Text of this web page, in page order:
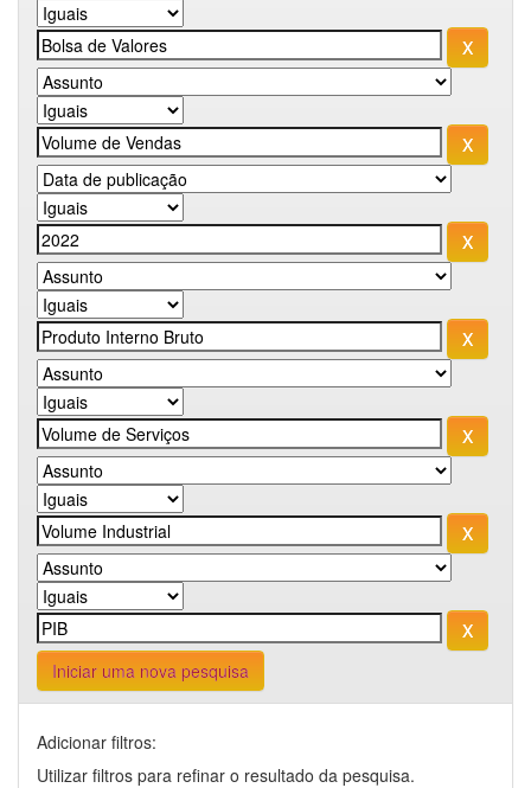
Iniciar uma nova pesquisa
Adicionar filtros:
Utilizar filtros para refinar o resultado da pesquisa.